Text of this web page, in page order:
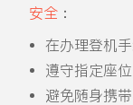
安全：
在办理登机
遵守指定座
避免随身携